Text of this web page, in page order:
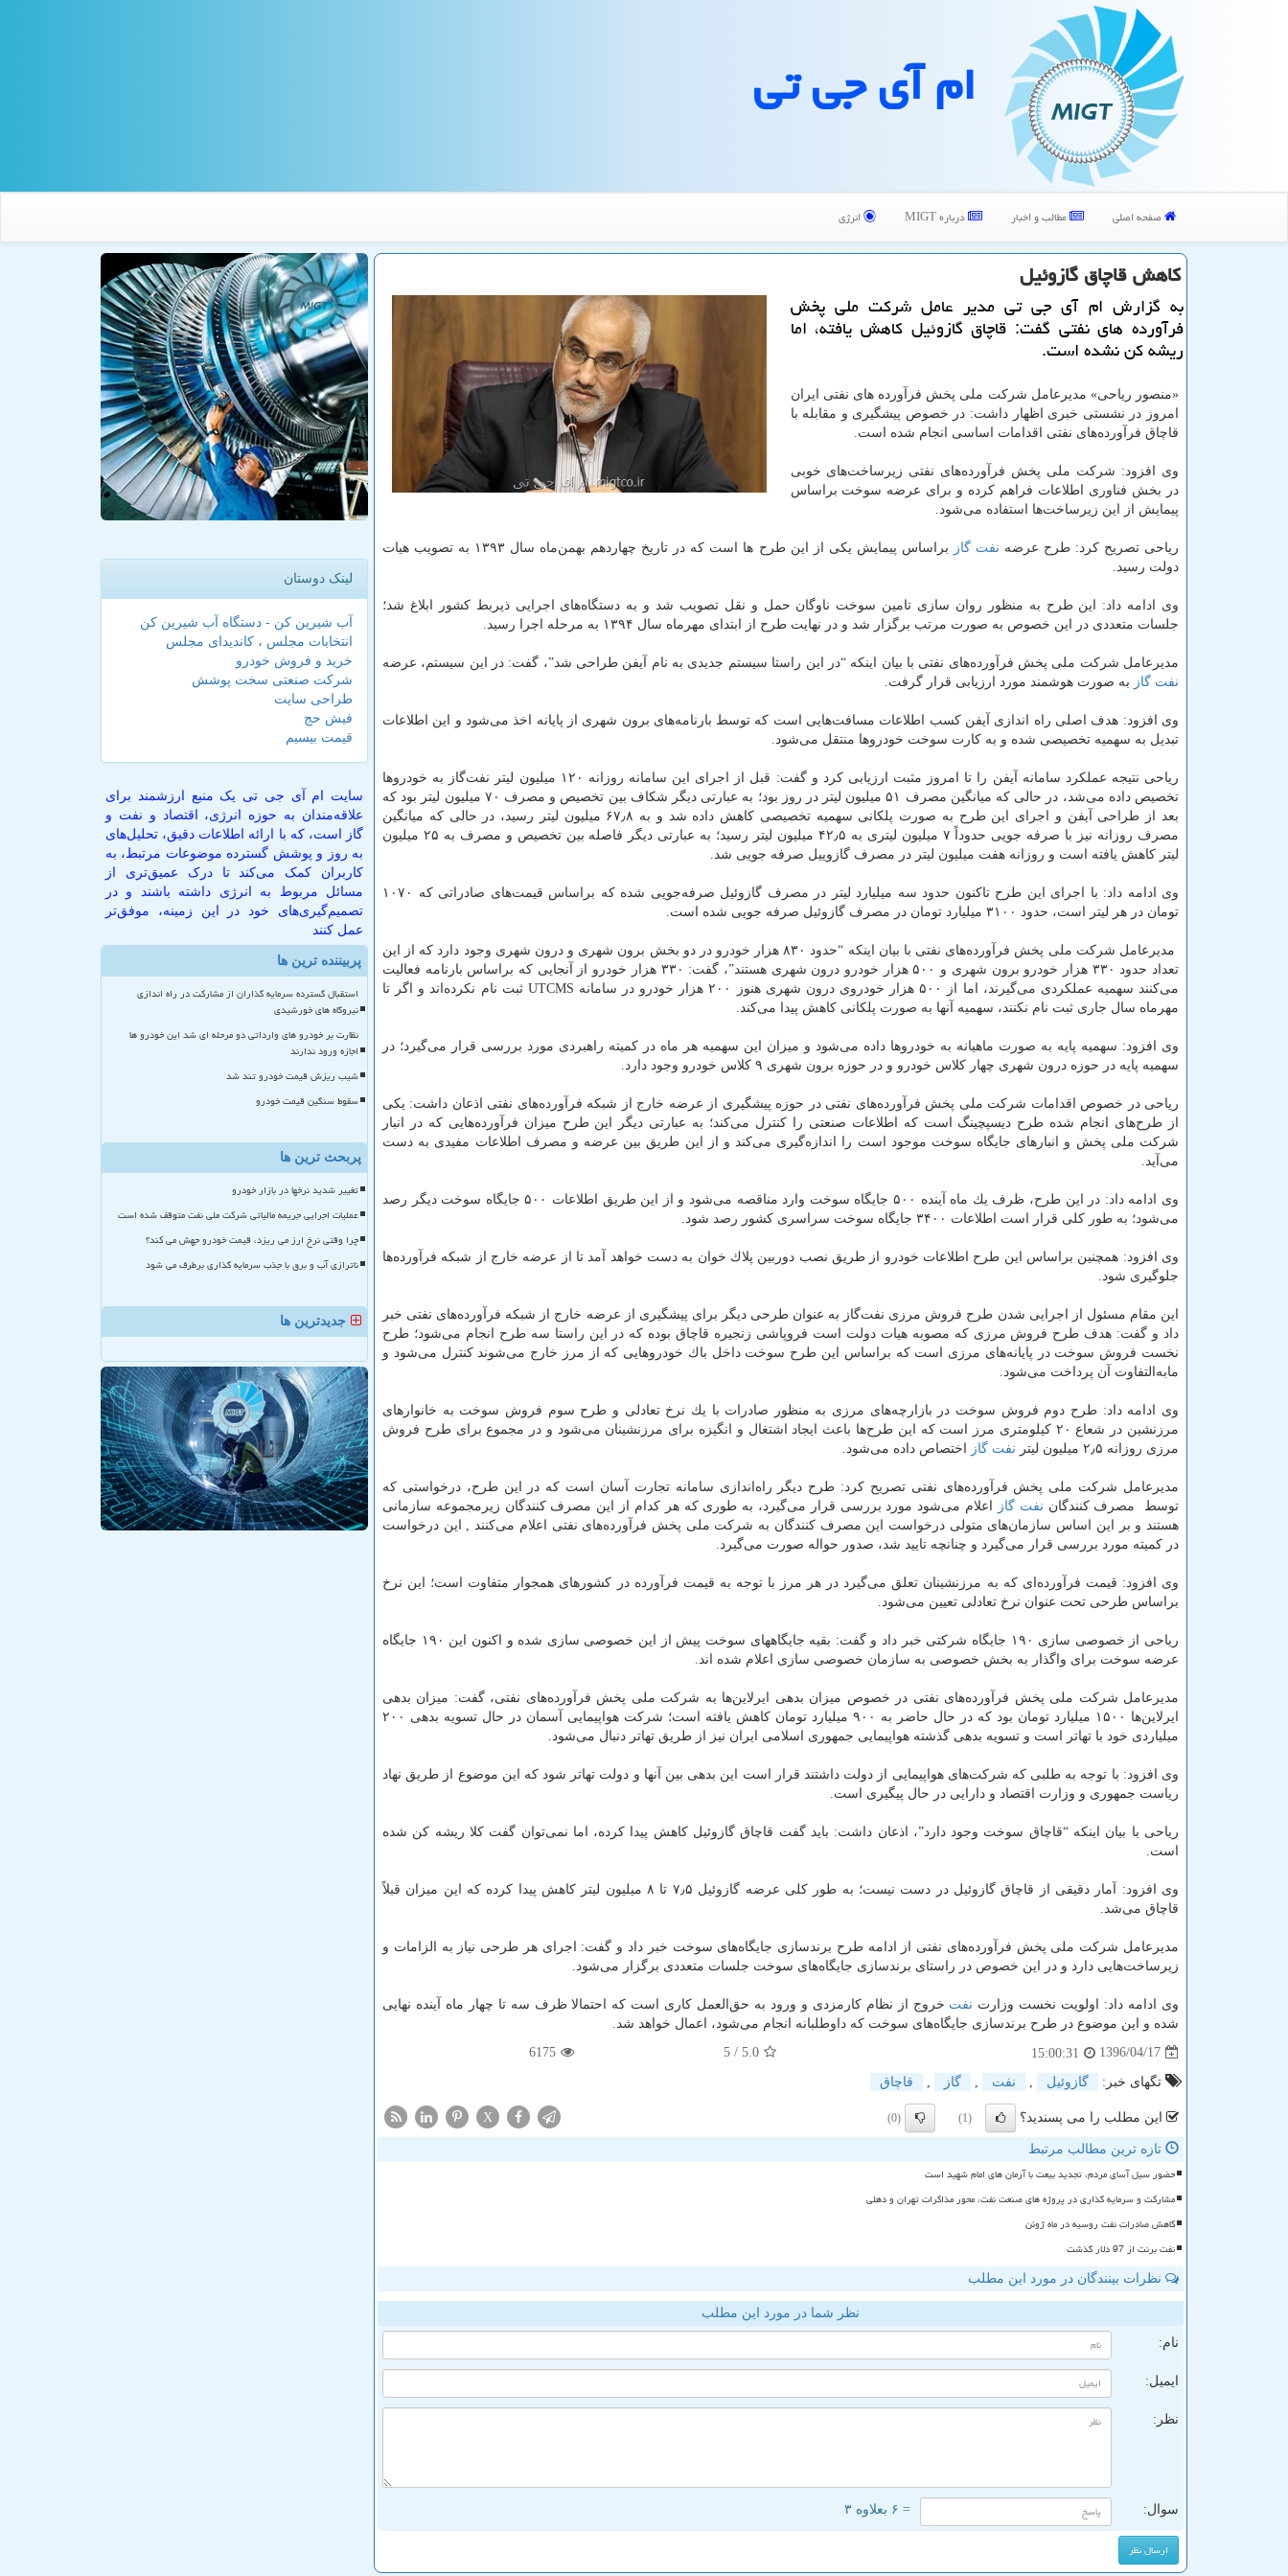
ام آی جی تی
صفحه اصلی مطالب و اخبار درباره MIGT انرژی
كاهش قاچاق گازوئیل
به گزارش ام آی جی تی مدیر عامل شركت ملی پخش
فرآورده های نفتی گفت: قاچاق گازوئیل كاهش یافته، اما
ریشه كن نشده است.
«منصور ریاحی» مدیرعامل شركت ملی پخش فرآورده های نفتی ایران
امروز در نشستی خبری اظهار داشت: در خصوص پیشگیری و مقابله با
قاچاق فرآورده‌های نفتی اقدامات اساسی انجام شده است.
وی افزود: شركت ملی پخش فرآورده‌های نفتی زیرساخت‌های خوبی
در بخش فناوری اطلاعات فراهم كرده و برای عرضه سوخت براساس
پیمایش از این زیرساخت‌ها استفاده می‌شود.
ریاحی تصریح كرد: طرح عرضه نفت گاز
براساس پیمایش یكی از این طرح ها است كه در تاریخ چهاردهم بهمن‌ماه سال ۱۳۹۳ به تصویب هیات
دولت رسید.
وی ادامه داد: این طرح به منظور روان سازی تامین سوخت ناوگان حمل و نقل تصویب شد و به دستگاه‌های اجرایی ذیربط كشور ابلاغ شد؛
جلسات متعددی در این خصوص به صورت مرتب برگزار شد و در نهایت طرح از ابتدای مهرماه سال ۱۳۹۴ به مرحله اجرا رسید.
مدیرعامل شركت ملی پخش فرآورده‌های نفتی با بیان اینكه “در این راستا سیستم جدیدی به نام آیفن طراحی شد”، گفت: در این سیستم، عرضه
نفت گاز به صورت هوشمند مورد ارزیابی قرار گرفت.
وی افزود: هدف اصلی راه اندازی آیفن كسب اطلاعات مسافت‌هایی است كه توسط بارنامه‌های برون شهری از پایانه اخذ می‌شود و این اطلاعات
تبدیل به سهمیه تخصیصی شده و به كارت سوخت خودروها منتقل می‌شود.
ریاحی نتیجه عملكرد سامانه آیفن را تا امروز مثبت ارزیابی كرد و گفت:‌ قبل از اجرای این سامانه روزانه ۱۲۰ میلیون لیتر نفت‌گاز به خودروها
تخصیص داده می‌شد، در حالی كه میانگین مصرف ۵۱ میلیون لیتر در روز بود؛ به عبارتی دیگر شكاف بین تخصیص و مصرف ۷۰ میلیون لیتر بود كه
بعد از طراحی آیفن و اجرای این طرح به صورت پلكانی سهمیه تخصیصی كاهش داده شد و به ۶۷٫۸ میلیون لیتر رسید، در حالی كه میانگین
مصرف روزانه نیز با صرفه جویی حدوداً ۷ میلیون لیتری به ۴۲٫۵ میلیون لیتر رسید؛ به عبارتی دیگر فاصله بین تخصیص و مصرف به ۲۵ میلیون
لیتر كاهش یافته است و روزانه هفت میلیون لیتر در مصرف گازوییل صرفه جویی شد.
وی ادامه داد: با اجرای این طرح تاكنون حدود سه میلیارد لیتر در مصرف گازوئیل صرفه‌جویی شده كه براساس قیمت‌های صادراتی كه ۱۰۷۰
تومان در هر لیتر است، حدود ۳۱۰۰ میلیارد تومان در مصرف گازوئیل صرفه جویی شده است.
مدیرعامل شركت ملی پخش فرآورده‌های نفتی با بیان اینكه “حدود ۸۳۰ هزار خودرو در دو بخش برون شهری و درون شهری وجود دارد كه از این
تعداد حدود ۳۳۰ هزار خودرو برون شهری و ۵۰۰ هزار خودرو درون شهری هستند”، گفت: ۳۳۰ هزار خودرو از آنجایی كه براساس بارنامه فعالیت
می‌كنند سهمیه عملكردی می‌گیرند، اما از ۵۰۰ هزار خودروی درون شهری هنوز ۲۰۰ هزار خودرو در سامانه UTCMS ثبت نام نكرده‌اند و اگر تا
مهرماه سال جاری ثبت نام نكنند، سهمیه آنها به صورت پلكانی كاهش پیدا می‌كند.
وی افزود: سهمیه پایه به صورت ماهیانه به خودروها داده می‌شود و میزان این سهمیه هر ماه در كمیته راهبردی مورد بررسی قرار می‌گیرد؛ در
سهمیه پایه در حوزه درون شهری چهار كلاس خودرو و در حوزه برون شهری ۹ كلاس خودرو وجود دارد.
ریاحی در خصوص اقدامات شركت ملی پخش فرآورده‌های نفتی در حوزه پیشگیری از عرضه خارج از شبكه فرآورده‌های نفتی اذعان داشت: یكی
از طرح‌های انجام شده طرح دیسپچینگ است كه اطلاعات صنعتی را كنترل می‌كند؛ به عبارتی دیگر این طرح میزان فرآورده‌هایی كه در انبار
شركت ملی پخش و انبارهای جایگاه سوخت موجود است را اندازه‌گیری می‌كند و از این طریق بین عرضه و مصرف اطلاعات مفیدی به دست
می‌آید.
وی ادامه داد: در این طرح، ظرف یك ماه آینده ۵۰۰ جایگاه سوخت وارد مناقصه می‌شود و از این طریق اطلاعات ۵۰۰ جایگاه سوخت دیگر رصد
می‌شود؛ به طور كلی قرار است اطلاعات ۳۴۰۰ جایگاه سوخت سراسری كشور رصد شود.
وی افزود: همچنین براساس این طرح اطلاعات خودرو از طریق نصب دوربین پلاك خوان به دست خواهد آمد تا از عرضه خارج از شبكه فرآورده‌ها
جلوگیری شود.
این مقام مسئول از اجرایی شدن طرح فروش مرزی نفت‌گاز به عنوان طرحی دیگر برای پیشگیری از عرضه خارج از شبكه فرآورده‌های نفتی خبر
داد و گفت: هدف طرح فروش مرزی كه مصوبه هیات دولت است فروپاشی زنجیره قاچاق بوده كه در این راستا سه طرح انجام می‌شود؛ طرح
نخست فروش سوخت در پایانه‌های مرزی است كه براساس این طرح سوخت داخل باك خودروهایی كه از مرز خارج می‌شوند كنترل می‌شود و
مابه‌التفاوت آن پرداخت می‌شود.
وی ادامه داد: طرح دوم فروش سوخت در بازارچه‌های مرزی به منظور صادرات با یك نرخ تعادلی و طرح سوم فروش سوخت به خانوارهای
مرزنشین در شعاع ۲۰ كیلومتری مرز است كه این طرح‌ها باعث ایجاد اشتغال و انگیزه برای مرزنشینان می‌شود و در مجموع برای طرح فروش
مرزی روزانه ۲٫۵ میلیون لیتر
نفت گاز اختصاص داده می‌شود.
مدیرعامل شركت ملی پخش فرآورده‌های نفتی تصریح كرد: طرح دیگر راه‌اندازی سامانه تجارت آسان است كه در این طرح، درخواستی كه
توسط مصرف كنندگان نفت گاز
اعلام می‌شود مورد بررسی قرار می‌گیرد، به طوری كه هر كدام از این مصرف كنندگان زیرمجموعه سازمانی
هستند و بر این اساس سازمان‌های متولی درخواست این مصرف كنندگان به شركت ملی پخش فرآورده‌های نفتی اعلام می‌كنند , این درخواست
در كمیته مورد بررسی قرار می‌گیرد و چنانچه تایید شد، صدور حواله صورت می‌گیرد.
وی افزود: قیمت فرآورده‌ای كه به مرزنشینان تعلق می‌گیرد در هر مرز با توجه به قیمت فرآورده در كشورهای همجوار متفاوت است؛ این نرخ
براساس طرحی تحت عنوان نرخ تعادلی تعیین می‌شود.
ریاحی از خصوصی سازی ۱۹۰ جایگاه شركتی خبر داد و گفت: بقیه جایگاههای سوخت پیش از این خصوصی سازی شده و اكنون این ۱۹۰ جایگاه
عرضه سوخت برای واگذار به بخش خصوصی به سازمان خصوصی سازی اعلام شده اند.
مدیرعامل شركت ملی پخش فرآورده‌های نفتی در خصوص میزان بدهی ایرلاین‌ها به شركت ملی پخش فرآورده‌های نفتی، گفت: میزان بدهی
ایرلاین‌ها ۱۵۰۰ میلیارد تومان بود كه در حال حاضر به ۹۰۰ میلیارد تومان كاهش یافته است؛ شركت هواپیمایی آسمان در حال تسویه بدهی ۲۰۰
میلیاردی خود با تهاتر است و تسویه بدهی گذشته هواپیمایی‌ جمهوری اسلامی ایران نیز از طریق تهاتر دنبال می‌شود.
وی افزود: با توجه به طلبی كه شركت‌های هواپیمایی از دولت داشتند قرار است این بدهی بین آنها و دولت تهاتر شود كه این موضوع از طریق نهاد
ریاست جمهوری و وزارت اقتصاد و دارایی در حال پیگیری است.
ریاحی با بیان اینكه “قاچاق سوخت وجود دارد”، اذعان داشت: باید گفت قاچاق گازوئیل كاهش پیدا كرده، اما نمی‌توان گفت كلا ریشه كن شده
است.
وی افزود: آمار دقیقی از قاچاق گازوئیل در دست نیست؛ به طور كلی عرضه گازوئیل ۷٫۵ تا ۸ میلیون لیتر كاهش پیدا كرده كه این میزان قبلاً
قاچاق می‌شد.
مدیرعامل شركت ملی پخش فرآورده‌های نفتی از ادامه طرح برندسازی جایگاه‌های سوخت خبر داد و گفت: اجرای هر طرحی نیاز به الزامات و
زیرساخت‌هایی دارد و در این خصوص در راستای برندسازی جایگاه‌های سوخت جلسات متعددی برگزار می‌شود.
وی ادامه داد: اولویت نخست وزارت نفت خروج از نظام كارمزدی و ورود به حق‌العمل كاری است كه احتمالا ظرف سه تا چهار ماه آینده نهایی
شده و این موضوع در طرح برندسازی جایگاه‌های سوخت كه داوطلبانه انجام می‌شود، اعمال خواهد شد.
1396/04/17
15:00:31
5.0
/ 5
6175
تگهای خبر: گازوئیل نفت گاز قاچاق
این مطلب را می پسندید؟ (1)
(0)
X
تازه ترین مطالب مرتبط
حضور سیل آسای مردم، تجدید بیعت با آرمان های امام شهید است
مشارکت و سرمایه گذاری در پروژه های صنعت نفت، محور مذاکرات تهران و دهلی
کاهش صادرات نفت روسیه در ماه ژوئن
نفت برنت از 97 دلار گذشت
نظرات بینندگان در مورد این مطلب
نظر شما در مورد این مطلب
نام:
ایمیل:
نظر:
سوال: = ۶ بعلاوه ۳
لینک دوستان
آب شیرین کن - دستگاه آب شیرین کن
انتخابات مجلس ، کاندیدای مجلس
خرید و فروش خودرو
شرکت صنعتی سخت پوشش
طراحی سایت
فیش حج
قیمت بیسیم
سایت ام آی جی تی یک منبع ارزشمند برای
علاقه‌مندان به حوزه انرژی، اقتصاد و نفت و
گاز است، که با ارائه اطلاعات دقیق، تحلیل‌های
به روز و پوشش گسترده موضوعات مرتبط، به
کاربران کمک می‌کند تا درک عمیق‌تری از
مسائل مربوط به انرژی داشته باشند و در
تصمیم‌گیری‌های خود در این زمینه، موفق‌تر
عمل کنند
پربیننده ترین ها
استقبال گسترده سرمایه گذاران از مشارکت در راه اندازی
نیروگاه های خورشیدی
نظارت بر خودرو های وارداتی دو مرحله ای شد این خودرو ها
اجازه ورود ندارند
شیب ریزش قیمت خودرو تند شد
سقوط سنگین قیمت خودرو
پربحث ترین ها
تغییر شدید نرخها در بازار خودرو
عملیات اجرایی جریمه مالیاتی شرکت ملی نفت متوقف شده است
چرا وقتی نرخ ارز می ریزد، قیمت خودرو جهش می کند؟
ناترازی آب و برق با جذب سرمایه گذاری برطرف می شود
جدیدترین ها